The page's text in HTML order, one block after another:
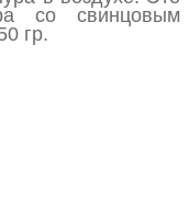
со свинцовым
гр.